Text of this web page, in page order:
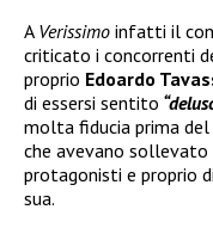
A Verissimo infatti il
criticato i concorrenti
proprio Edoardo
di essersi sentito
molta fiducia prima del
che avevano
protagonisti e proprio
sua.